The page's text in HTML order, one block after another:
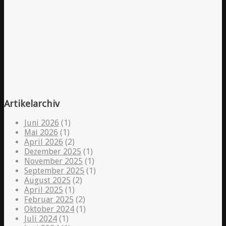
Artikelarchiv
Juni 2026 (1)
Mai 2026 (1)
April 2026 (2)
Dezember 2025 (1)
November 2025 (1)
September 2025 (1)
August 2025 (2)
April 2025 (1)
Februar 2025 (2)
Oktober 2024 (1)
Juli 2024 (1)